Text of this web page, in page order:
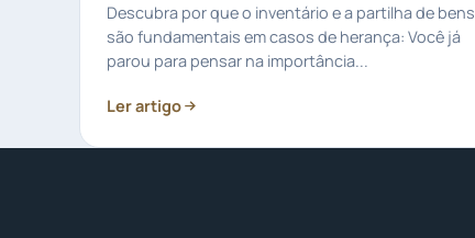
Descubra por que o inventário e a partilha de bens
são fundamentais em casos de herança: Você já
parou para pensar na importância...
Ler artigo